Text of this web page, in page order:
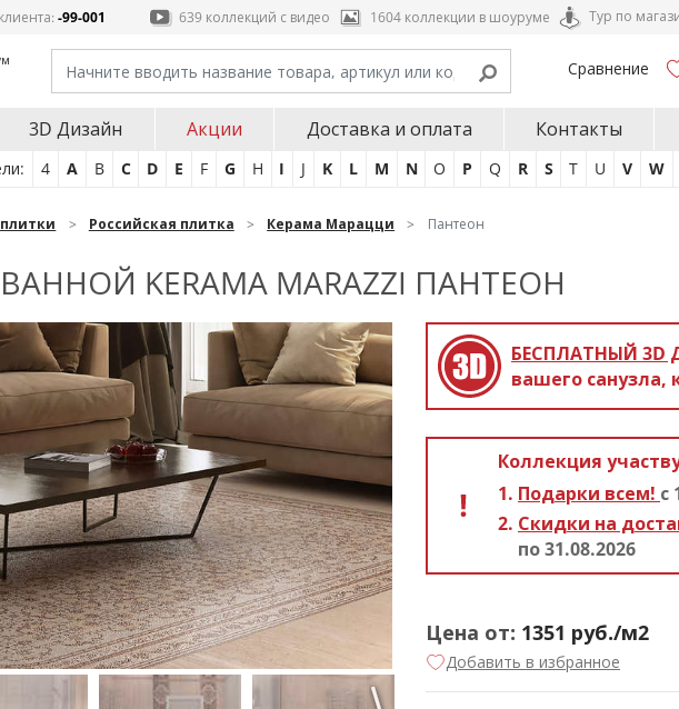
-99-001 639 коллекций с видео 1604 коллекции в шоуруме Тур по
Сравнение
3D Дизайн Акции Доставка и оплата Контакты
4 A B C D E F G H I J K L M N O P Q R S T U V W
Российская плитка Керама Марацци Пантеон
KERAMA MARAZZI ПАНТЕОН
БЕСПЛАТНЫЙ 3D
вашего санузла,
Коллекция
Подарки всем! с
Скидки на
по 31.08.2026
Цена от: 1351 руб./м2
Добавить в избранное